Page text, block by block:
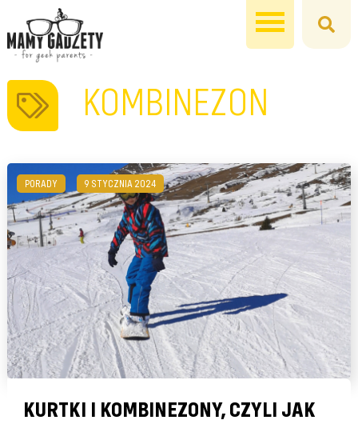
KOMBINEZON
PORADY 9 STYCZNIA 2024
KURTKI I KOMBINEZONY, CZYLI JAK